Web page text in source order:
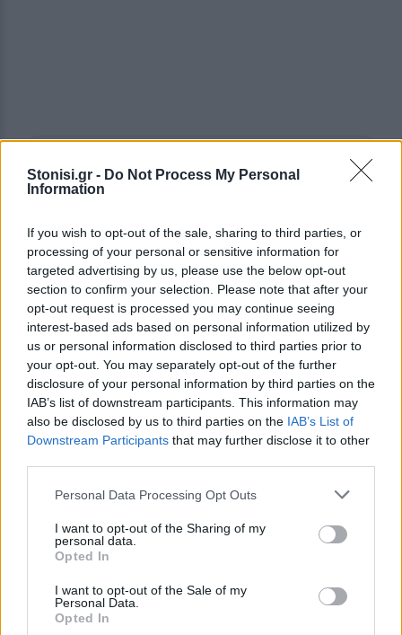
Stonisi.gr - Do Not Process My Personal
Information
If you wish to opt-out of the sale, sharing to third parties, or
processing of your personal or sensitive information for
targeted advertising by us, please use the below opt-out
section to confirm your selection. Please note that after your
opt-out request is processed you may continue seeing
interest-based ads based on personal information utilized by
us or personal information disclosed to third parties prior to
your opt-out. You may separately opt-out of the further
disclosure of your personal information by third parties on the
IAB’s list of downstream participants. This information may
also be disclosed by us to third parties on the IAB’s List of
Downstream Participants that may further disclose it to other
Personal Data Processing Opt Outs
I want to opt-out of the Sharing of my
personal data.
Opted In
I want to opt-out of the Sale of my
Personal Data.
Opted In
αναζήτησης
ΣΤΗΝ ΙΔΙΑ ΚΑΤΗΓΟΡΙΑ
ΑΣΤΥΝΟΜΙΑ
Δικογραφία σε βάρος 23χρονου
για τροχαίο στην Πέτρα
Το αυτοκίνητο προσέκρουσε σε
περίφραξη και προστατευτικές
μπάρες – Ο οδηγός φέρεται να
εγκατέλειψε το σημείο
ΕΚΠΑΙΔΕΥΣΗ
ΓΕΛ Μυτιλήνης σε πρόγραμμα
Erasmus+ στην Κρακοβία
Επιμόρφωση σε σύγχρονες
παιδαγωγικές μεθόδους,
εφαρμογές τεχνητής νοημοσύνης
και πρακτικές συμπεριληπτικής
εκπαίδευσης